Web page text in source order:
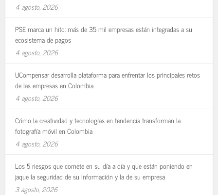
4 agosto, 2026
PSE marca un hito: más de 35 mil empresas están integradas a su
ecosistema de pagos
4 agosto, 2026
UCompensar desarrolla plataforma para enfrentar los principales retos
de las empresas en Colombia
4 agosto, 2026
Cómo la creatividad y tecnologías en tendencia transforman la
fotografía móvil en Colombia
4 agosto, 2026
Los 5 riesgos que comete en su día a día y que están poniendo en
jaque la seguridad de su información y la de su empresa
3 agosto, 2026